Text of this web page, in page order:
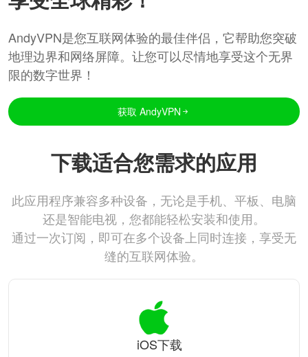
AndyVPN是您互联网体验的最佳伴侣，它帮助您突破
地理边界和网络屏障。让您可以尽情地享受这个无界
限的数字世界！
获取 AndyVPN
下载适合您需求的应用
此应用程序兼容多种设备，无论是手机、平板、电脑
还是智能电视，您都能轻松安装和使用。
通过一次订阅，即可在多个设备上同时连接，享受无
缝的互联网体验。
iOS下载